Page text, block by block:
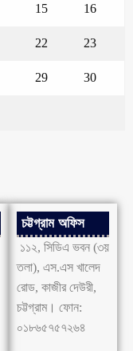
15 16
22 23
29 30
চট্টগ্রাম অফিস
১১২, সিডিএ ভবন (৩য়
তলা), এস.এস খালেদ
রোড, কাজীর দেউরী,
চট্টগ্রাম। ফোন:
০১৮৬৫৭৫৭২৬৪